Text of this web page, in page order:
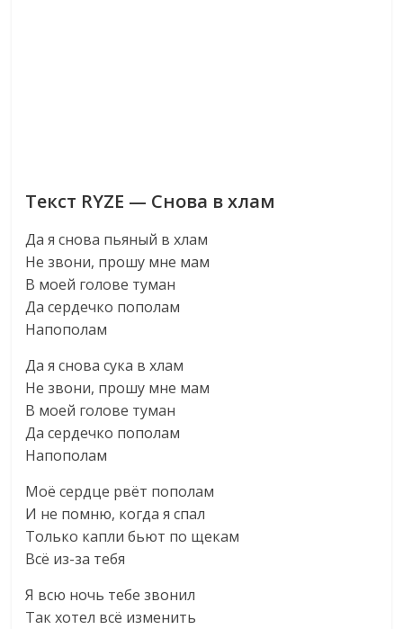
Текст RYZE — Снова в хлам
Да я снова пьяный в хлам
Не звони, прошу мне мам
В моей голове туман
Да сердечко пополам
Напополам
Да я снова сука в хлам
Не звони, прошу мне мам
В моей голове туман
Да сердечко пополам
Напополам
Моё сердце рвёт пополам
И не помню, когда я спал
Только капли бьют по щекам
Всё из-за тебя
Я всю ночь тебе звонил
Так хотел всё изменить